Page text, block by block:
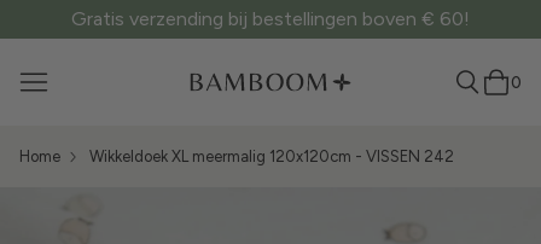
Gratis verzending bij bestellingen boven € 60!
0
Home Wikkeldoek XL meermalig 120x120cm - VISSEN 242